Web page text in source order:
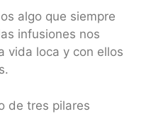
algo que siempre
infusiones nos
vida loca y con ellos
de tres pilares